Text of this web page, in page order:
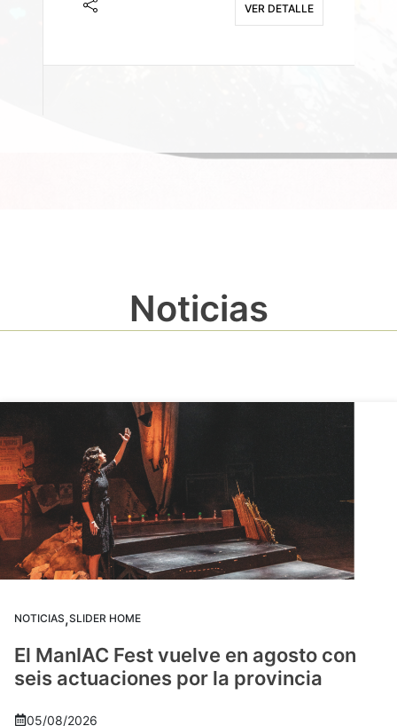
VER DETALLE
Noticias
NOTICIAS,SLIDER HOME
El ManIAC Fest vuelve en agosto con
seis actuaciones por la provincia
05/08/2026